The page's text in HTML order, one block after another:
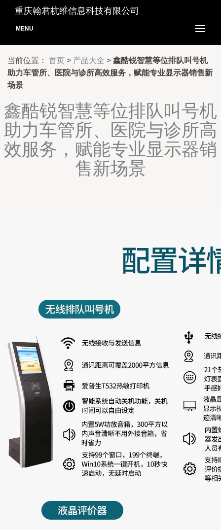
重庆翰君杭维信息科技有限公司
MENU
当前位置： 首页 > 产品大全 > 鑫酷锐智慧等位排队叫号机
助力车管所、医院与诊所高效服务，赋能专业显示器销售新
场景
鑫酷锐智慧等位排队叫号机
助力车管所、医院与诊所高
效服务，赋能专业显示器销
售新场景